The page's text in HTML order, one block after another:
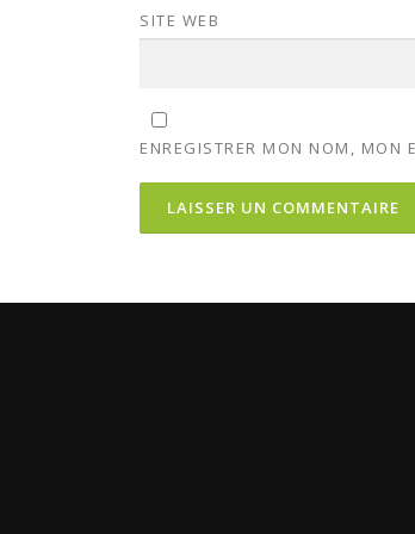
SITE WEB
ENREGISTRER MON NOM, MON